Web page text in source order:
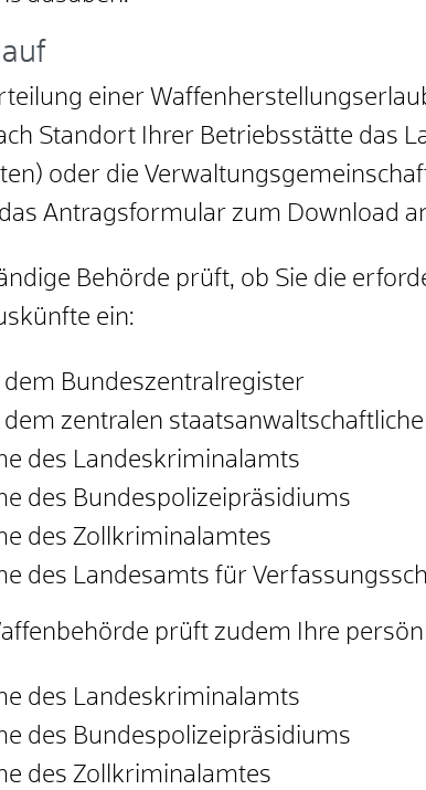
einer
Standort Ihrer Betriebsstätte das
oder die
Antragsformular zum Download
Behörde prüft, ob Sie die
ein:
Bundeszentralregister
zentralen
des Landeskriminalamts
des Bundespolizeipräsidiums
des Zollkriminalamtes
des Landesamts für
prüft zudem Ihre
des Landeskriminalamts
des Bundespolizeipräsidiums
des Zollkriminalamtes